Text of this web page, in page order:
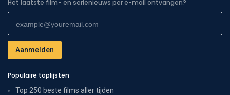
Het laatste film- en serienieuws per e-mail ontvangen?
Populaire toplijsten
Top 250 beste films aller tijden